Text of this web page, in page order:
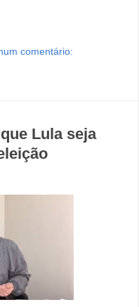
comentário:
Lula seja